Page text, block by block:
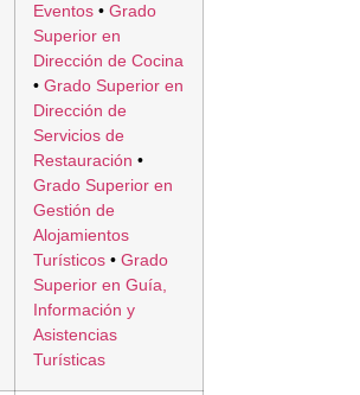
Eventos • Grado
Superior en
Dirección de Cocina
• Grado Superior en
Dirección de
Servicios de
Restauración •
Grado Superior en
Gestión de
Alojamientos
Turísticos • Grado
Superior en Guía,
Información y
Asistencias
Turísticas